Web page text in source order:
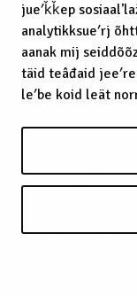
jueʹǩǩep
analytikksueʹrj
aanak mij
täid teâđaid
leʹbe koid leät